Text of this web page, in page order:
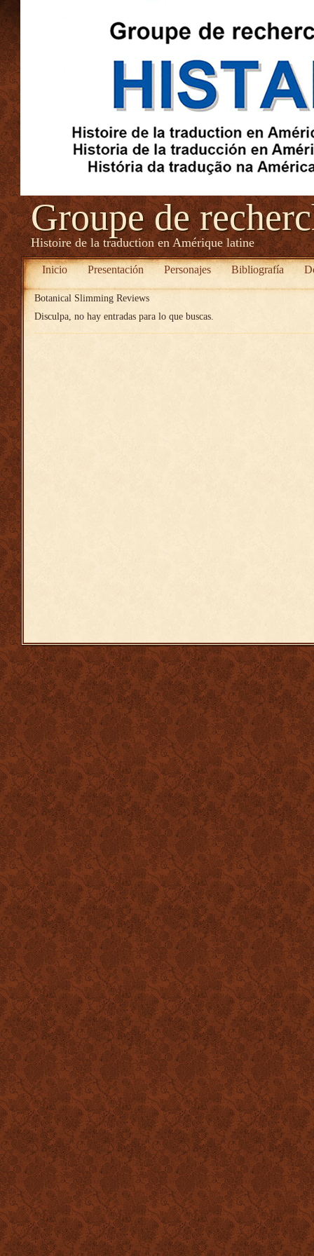
Groupe de
Histoire de la traduction en Amérique latine
Inicio Presentación Personajes Bibliografía
Botanical Slimming Reviews
Disculpa, no hay entradas para lo que buscas.